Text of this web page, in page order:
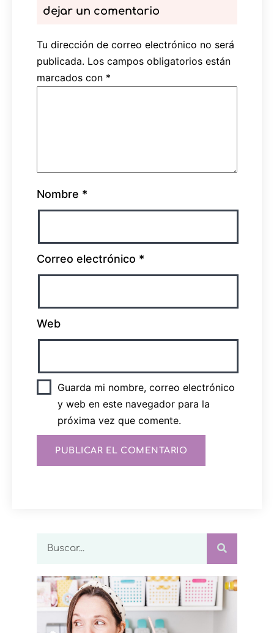
dejar un comentario
Tu dirección de correo electrónico no será
publicada. Los campos obligatorios están
marcados con *
Nombre *
Correo electrónico *
Web
Guarda mi nombre, correo electrónico
y web en este navegador para la
próxima vez que comente.